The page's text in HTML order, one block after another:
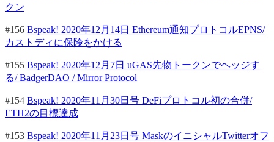
クン
#156 Bspeak! 2020年12月14日 Ethereum通知プロトコルEPNS/
カストディに保険をかける
#155 Bspeak! 2020年12月7日 uGAS先物トークンでヘッジす
る/ BadgerDAO / Mirror Protocol
#154 Bspeak! 2020年11月30日号 DeFiプロトコル初の合併/
ETH2の目標達成
#153 Bspeak! 2020年11月23日号 MaskのイニシャルTwitterオフ